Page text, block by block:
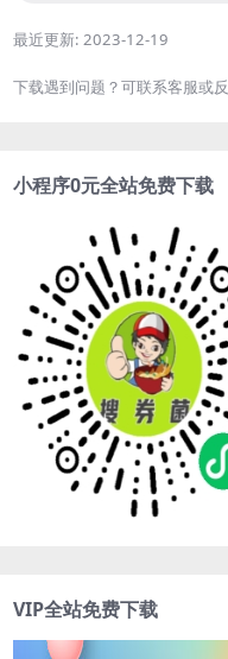
最近更新: 2023-12-19
下载遇到问题？可联系客服或
小程序0元全站免费下载
VIP全站免费下载